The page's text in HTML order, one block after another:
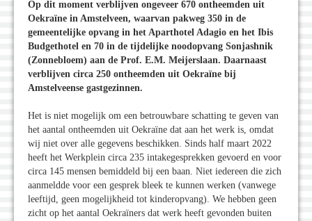
Op dit moment verblijven ongeveer 670 ontheemden uit
Oekraïne in Amstelveen, waarvan pakweg 350 in de
gemeentelijke opvang in het Aparthotel Adagio en het Ibis
Budgethotel en 70 in de tijdelijke noodopvang Sonjashnik
(Zonnebloem) aan de Prof. E.M. Meijerslaan. Daarnaast
verblijven circa 250 ontheemden uit Oekraïne bij
Amstelveense gastgezinnen.
Het is niet mogelijk om een betrouwbare schatting te geven van
het aantal ontheemden uit Oekraïne dat aan het werk is, omdat
wij niet over alle gegevens beschikken. Sinds half maart 2022
heeft het Werkplein circa 235 intakegesprekken gevoerd en voor
circa 145 mensen bemiddeld bij een baan. Niet iedereen die zich
aanmeldde voor een gesprek bleek te kunnen werken (vanwege
leeftijd, geen mogelijkheid tot kinderopvang). We hebben geen
zicht op het aantal Oekraïners dat werk heeft gevonden buiten